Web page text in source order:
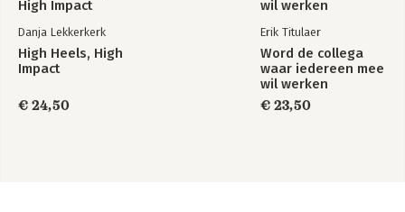
Danja Lekkerkerk
High Heels, High
Impact
€ 24,50
Erik Titulaer
Word de collega
waar iedereen mee
wil werken
€ 23,50